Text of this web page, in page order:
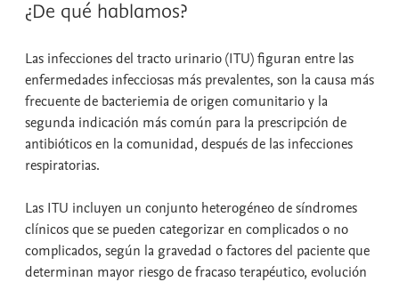
¿De qué hablamos?
Las infecciones del tracto urinario (ITU) figuran entre las
enfermedades infecciosas más prevalentes, son la causa más
frecuente de bacteriemia de origen comunitario y la
segunda indicación más común para la prescripción de
antibióticos en la comunidad, después de las infecciones
respiratorias.
Las ITU incluyen un conjunto heterogéneo de síndromes
clínicos que se pueden categorizar en complicados o no
complicados, según la gravedad o factores del paciente que
determinan mayor riesgo de fracaso terapéutico, evolución